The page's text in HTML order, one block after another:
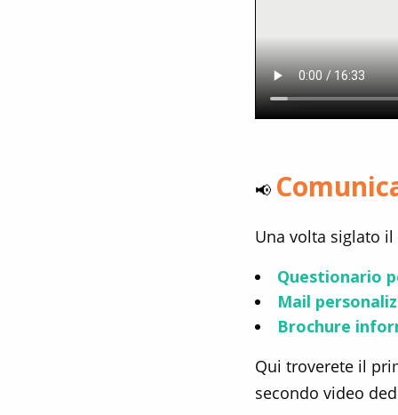
📢
Una volta siglato
Questionario
Mail
Brochure
Qui troverete il
secondo video